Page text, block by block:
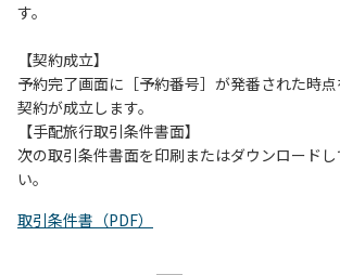
（１）川原にテントやタープを張らない。
（２）雨が降ったときは川原で遊ばない。
（３）カムイコタン公園キャンプ場で雨が降
流で雨が降り急に増水することがあるので、
し、濁り始めたときには直ちに川原での遊
（４）キャンプ場の管理者や地元住民から川
す。
【契約成立】
予約完了画面に［予約番号］が発番された時
契約が成立します。
【手配旅行取引条件書面】
次の取引条件書面を印刷またはダウンロード
い。
取引条件書（PDF）